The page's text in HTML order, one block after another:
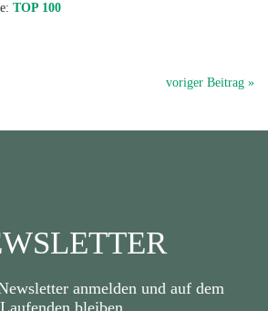
TOP 100
voriger Beitrag »
anmelden und auf dem